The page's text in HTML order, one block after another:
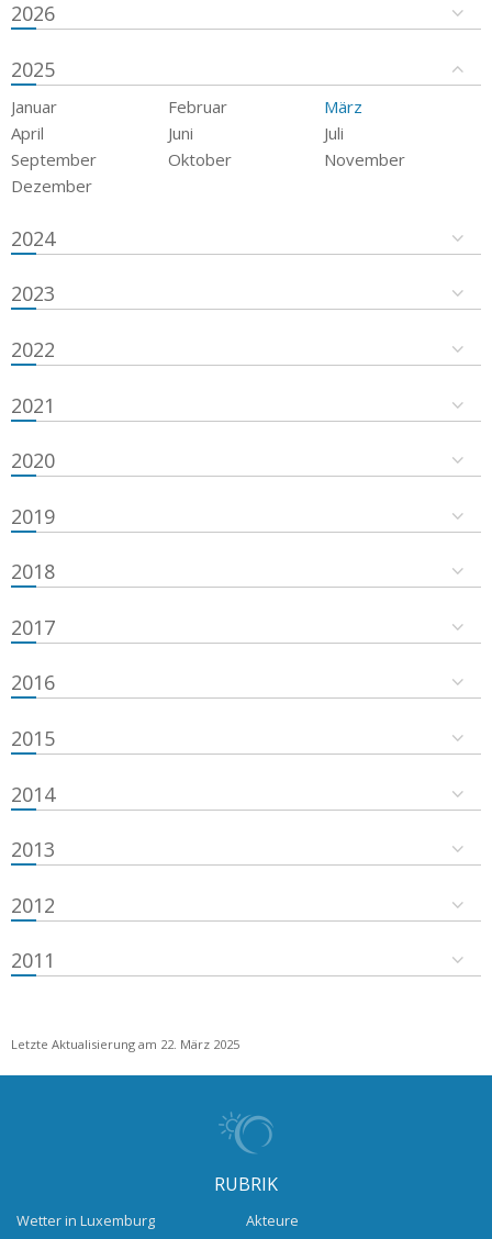
2026
2025
Januar Februar
März
April
Juni
Juli
September
Oktober
November
Dezember
2024
2023
2022
2021
2020
2019
2018
2017
2016
2015
2014
2013
2012
2011
Letzte Aktualisierung am 22. März 2025
RUBRIK
Wetter in Luxemburg
Akteure